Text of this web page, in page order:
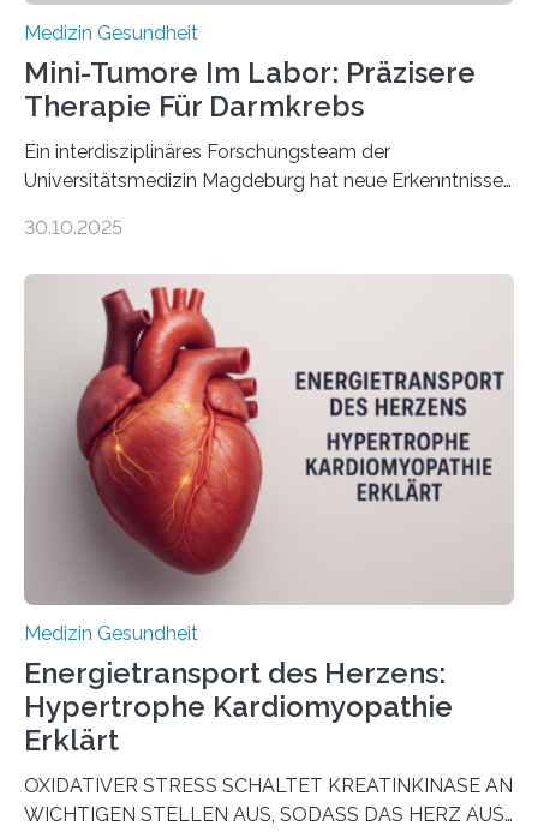
Medizin Gesundheit
Mini-Tumore Im Labor: Präzisere
Therapie Für Darmkrebs
Ein interdisziplinäres Forschungsteam der
Universitätsmedizin Magdeburg hat neue Erkenntnisse
behandelt werden kann. In ihrer aktuellen Studie,
Oncology, zeigen die Forschenden, dass Mini-Tumore
aus Gewebe von Patientinnen und Patienten –
sogenannte Organoide – genutzt werden können, um
vorab zu prüfen, welche Medikamente am besten
wirken. Dabei wurde ein Eiweiß identifiziert, das künftig
als Biomarker für die Wahl der passenden Therapie
dienen könnte. Darmkrebs zählt weltweit zu den
häufigsten Krebsarten und stellt…
30.10.2025
Medizin Gesundheit
Energietransport des Herzens:
Hypertrophe Kardiomyopathie
Erklärt
OXIDATIVER STRESS SCHALTET KREATINKINASE AN
WICHTIGEN STELLEN AUS, SODASS DAS HERZ AUS